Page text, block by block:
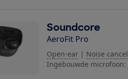
Soundcore
AeroFit Pro
Open-ear | Noise
Ingebouwde microfoon: